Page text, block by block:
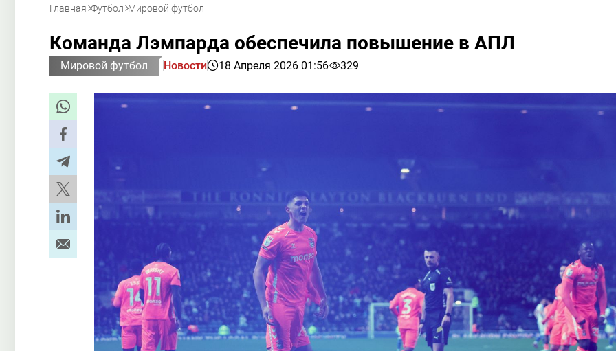
Главная Футбол Мировой футбол
Команда Лэмпарда обеспечила повышение в АПЛ
Мировой футбол Новости 18 Апреля 2026 01:56 329